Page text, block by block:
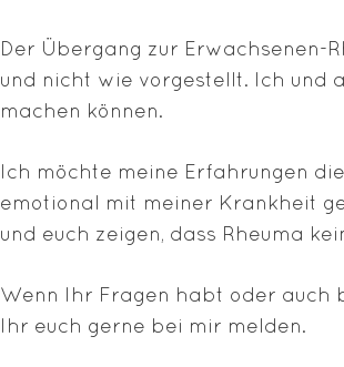
Der Übergang zur Erwachsenen-
und nicht wie vorgestellt. Ich und
machen können.
Ich möchte meine Erfahrungen
emotional mit meiner Krankheit
und euch zeigen, dass Rheuma
Wenn Ihr Fragen habt oder auch
Ihr euch gerne bei mir melden.